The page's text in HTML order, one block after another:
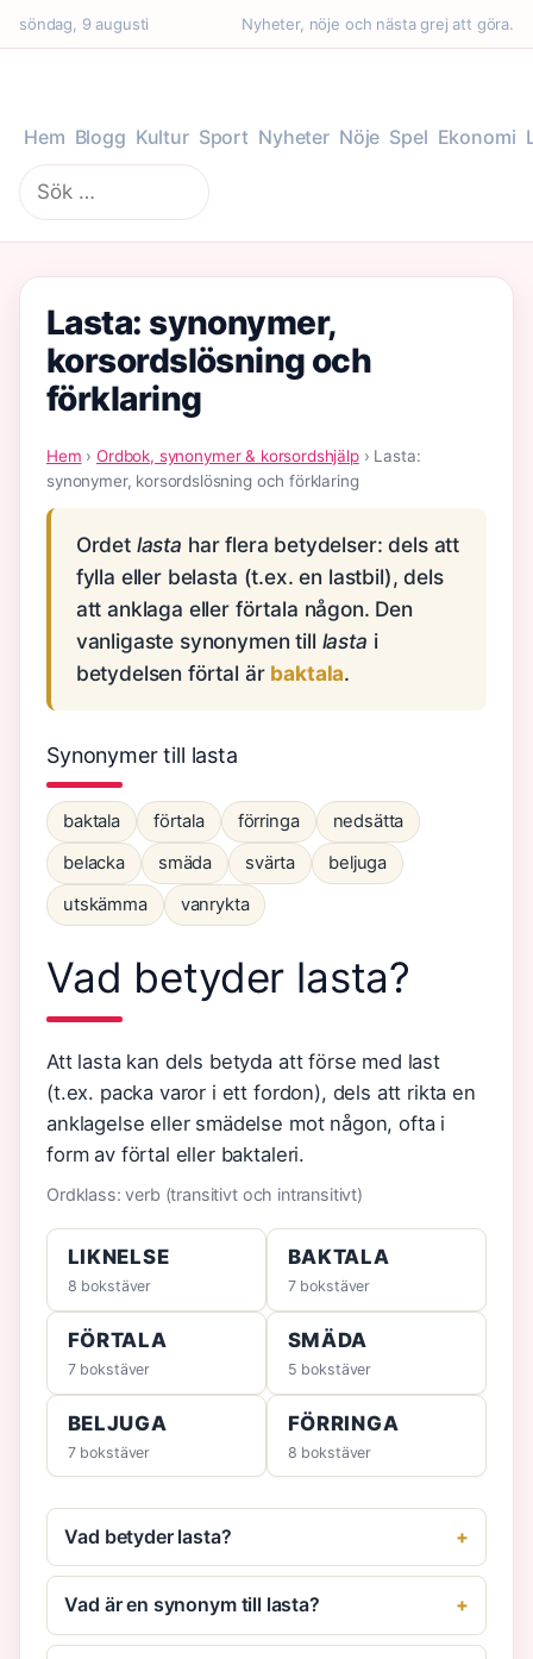
söndag, 9 augusti Nyheter, nöje och nästa grej att göra.
Hem Blogg Kultur Sport Nyheter Nöje Spel Ekonomi
Sök
efter:
Lasta: synonymer,
korsordslösning och
förklaring
Hem ›Ordbok, synonymer & korsordshjälp› Lasta:
synonymer, korsordslösning och förklaring
Ordet lasta har flera betydelser: dels att
fylla eller belasta (t.ex. en lastbil), dels
att anklaga eller förtala någon. Den
vanligaste synonymen till lasta i
betydelsen förtal är baktala.
Synonymer till lasta
baktala förtala förringa
nedsätta
belacka
smäda svärta
beljuga
utskämma
vanrykta
Vad betyder lasta?
Att lasta kan dels betyda att förse med last
(t.ex. packa varor i ett fordon), dels att rikta en
anklagelse eller smädelse mot någon, ofta i
form av förtal eller baktaleri.
Ordklass: verb (transitivt och intransitivt)
LIKNELSE
8 bokstäver
BAKTALA
7 bokstäver
FÖRTALA
7 bokstäver
SMÄDA
5 bokstäver
BELJUGA
7 bokstäver
FÖRRINGA
8 bokstäver
Vad betyder lasta?
Vad är en synonym till lasta?